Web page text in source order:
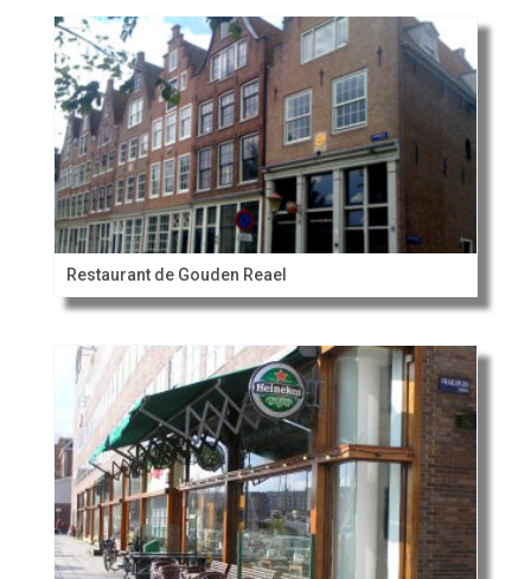
Restaurant de Gouden Reael